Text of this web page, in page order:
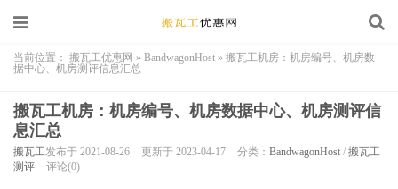
当前位置： 搬瓦工优惠网 » BandwagonHost » 搬瓦工机房：机房编号、机房数
据中心、机房测评信息汇总
搬瓦工机房：机房编号、机房数据中心、机房测评信
息汇总
搬瓦工发布于 2021-08-26 更新于 2023-04-17 分类： BandwagonHost / 搬瓦工
测评
评论(0)